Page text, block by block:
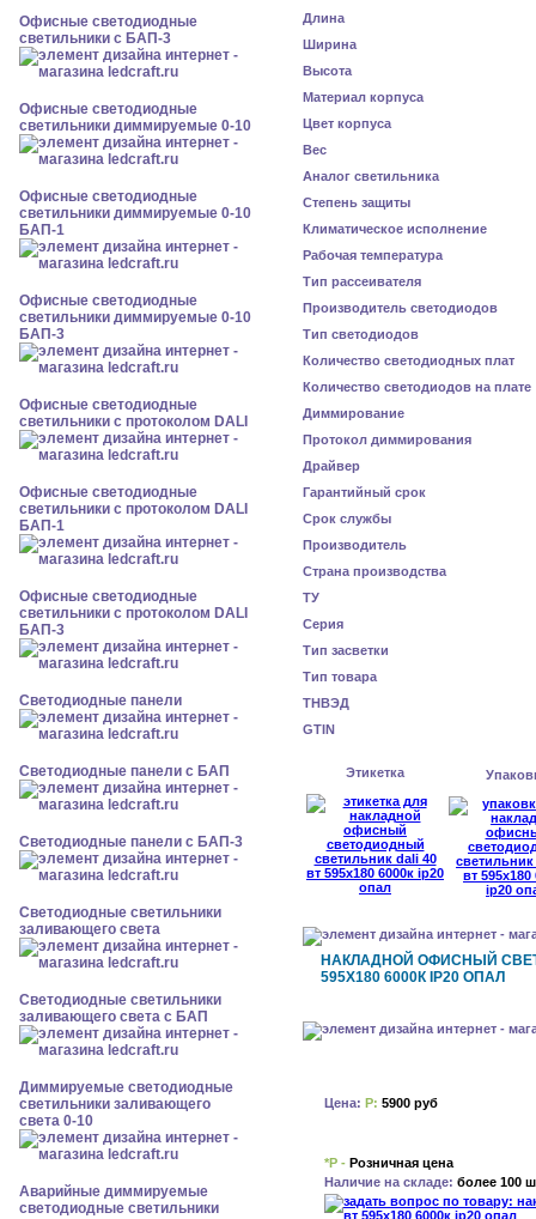
Офисные светодиодные
светильники с БАП-3
Офисные светодиодные
светильники диммируемые 0-10
Офисные светодиодные
светильники диммируемые 0-10
БАП-1
Офисные светодиодные
светильники диммируемые 0-10
БАП-3
Офисные светодиодные
светильники с протоколом DALI
Офисные светодиодные
светильники с протоколом DALI
БАП-1
Офисные светодиодные
светильники с протоколом DALI
БАП-3
Cветодиодные панели
Cветодиодные панели с БАП
Cветодиодные панели с БАП-3
Светодиодные светильники
заливающего света
Светодиодные светильники
заливающего света с БАП
Диммируемые светодиодные
светильники заливающего
света 0-10
Аварийные диммируемые
светодиодные светильники
Длина
Ширина
Высота
Материал корпуса
Цвет корпуса
Вес
Аналог светильника
Степень защиты
Климатическое исполнение
Рабочая температура
Тип рассеивателя
Производитель светодиодов
Тип светодиодов
Количество светодиодных плат
Количество светодиодов на плате
Диммирование
Протокол диммирования
Драйвер
Гарантийный срок
Срок службы
Производитель
Страна производства
ТУ
Серия
Тип засветки
Тип товара
ТНВЭД
GTIN
Этикетка
НАКЛАДНОЙ ОФИСНЫЙ
595X180 6000К IP20 ОПАЛ
Цена: Р: 5900 руб
*Р - Розничная цена
Наличие на складе: более 100